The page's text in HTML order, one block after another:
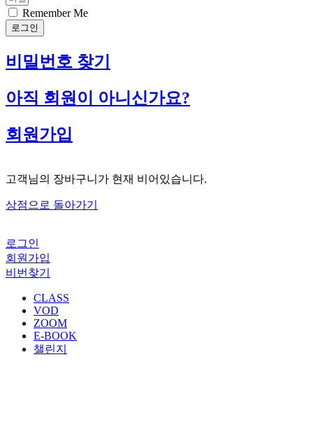
Remember Me
로그인
비밀번호 찾기
아직 회원이 아니신가요?
회원가입
고객님의 장바구니가 현재 비어있습니다.
상점으로 돌아가기
로그인
회원가입
비번찾기
CLASS
VOD
ZOOM
E-BOOK
챌린지